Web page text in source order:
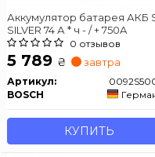
Аккумулятор батарея АКБ
SILVER 74 А * ч - / + 750A
0 отзывов
5 789 ₴ завтра
Артикул:
BOSCH
КУПИТЬ